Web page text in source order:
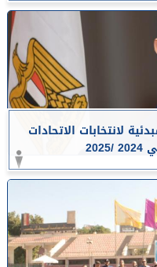
لانتخابات الاتحادات